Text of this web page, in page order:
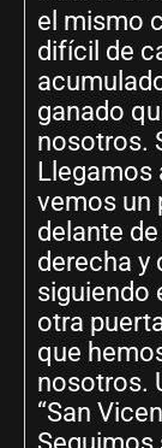
el mismo
difícil de
ganado
nosotros.
Llegamos
vemos un
delante
derecha y
siguiendo
otra
que
nosotros.
“San